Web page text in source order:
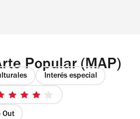
Popular (MAP)
Interés especial
4
Out